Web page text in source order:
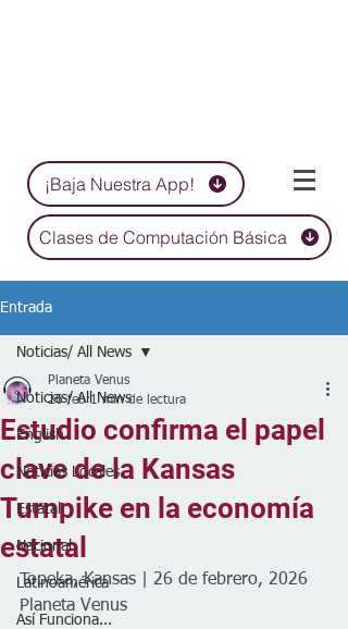
¡Baja Nuestra App!
Clases de Computación Básica
Entrada
Noticias/ All News
English
Noticias Locales
Estatal
Nacional
Latinoamérica
Así Funciona...
Noticias/ All News
Estudio confirma el papel
clave de la Kansas
Turnpike en la economía
estatal
Planeta Venus
26 feb 1 min de lectura
Topeka, Kansas | 26 de febrero, 2026
Planeta Venus